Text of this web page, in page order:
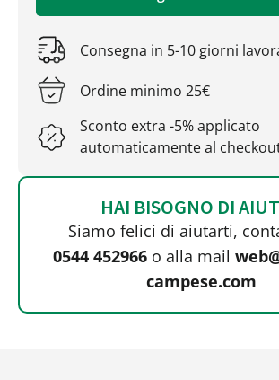
Consegna in 5-10 giorni
Ordine minimo 25€
Sconto extra -5% applicato
automaticamente al
HAI BISOGNO DI
Siamo felici di aiutarti,
0544 452966 o alla mail
campese.com